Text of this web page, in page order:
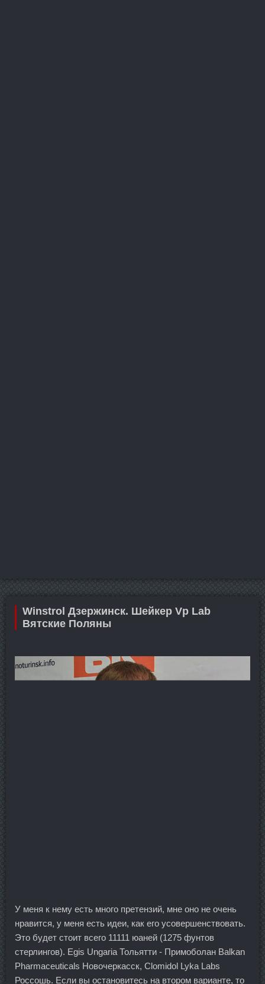
Winstrol Дзержинск. Шейкер Vp Lab
Вятские Поляны
У меня к нему есть много претензий, мне оно не очень
нравится, у меня есть идеи, как его усовершенствовать.
Это будет стоит всего 11111 юаней (1275 фунтов
стерлингов). Egis Ungaria Тольятти - Примоболан Balkan
Pharmaceuticals Новочеркасск, Clomidol Lyka Labs
Россошь. Если вы остановитесь на втором варианте, то